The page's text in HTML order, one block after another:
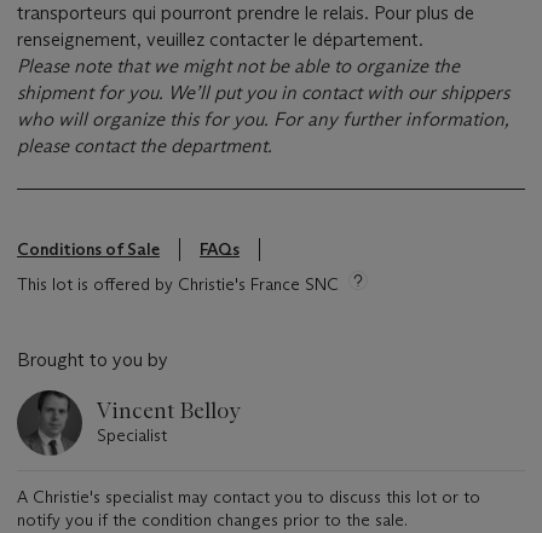
transporteurs qui pourront prendre le relais. Pour plus de
renseignement, veuillez contacter le département.
Please note that we might not be able to organize the
shipment for you. We’ll put you in contact with our shippers
who will organize this for you. For any further information,
please contact the department.
Conditions of Sale
FAQs
This lot is offered by Christie's France SNC
Brought to you by
Vincent Belloy
Specialist
A Christie's specialist may contact you to discuss this lot or to
notify you if the condition changes prior to the sale.